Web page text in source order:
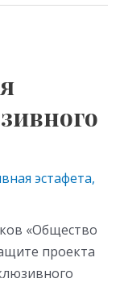
эстафета,
«Общество
проекта